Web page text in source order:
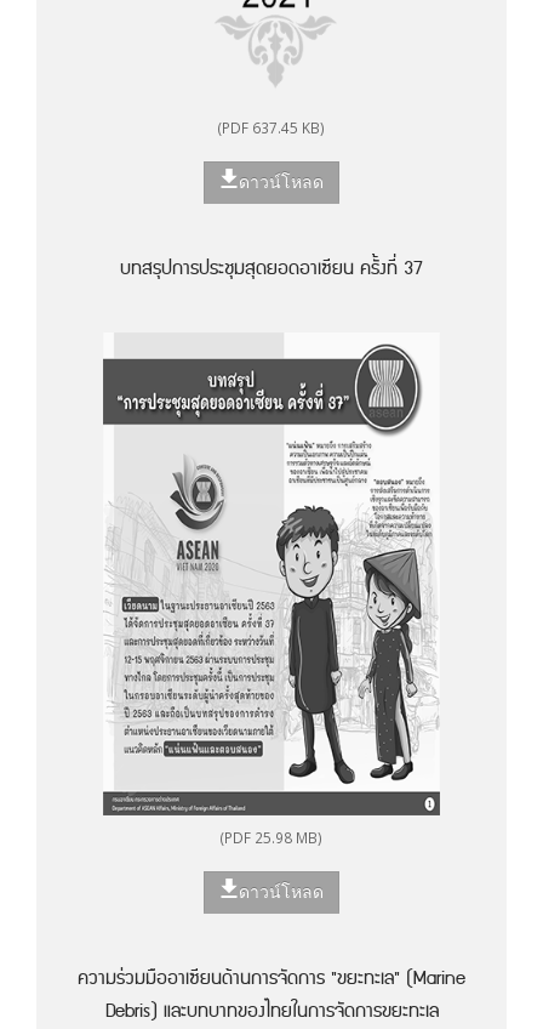
(PDF 637.45 KB)
ดาวน์โหลด
บทสรุปการประชุมสุดยอดอาเซียน ครั้งที่ 37
(PDF 25.98 MB)
ดาวน์โหลด
ความร่วมมืออาเซียนด้านการจัดการ "ขยะทะเล" (Marine
Debris) และบทบาทของไทยในการจัดการขยะทะเล